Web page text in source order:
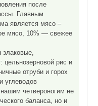
после
Главным
является мясо –
мясо, 10% — свежее
злаковые,
цельнозерновой рис и
отруби и горох
углеводов
четвероногим не
баланса, но и